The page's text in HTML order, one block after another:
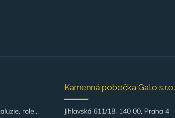
Stínění francouzských oken: žaluzie, rolety, screeny | GATO
Kamenná pobočka Gato s.r.o.
Jihlavská 611/18, 140 00, Praha 4